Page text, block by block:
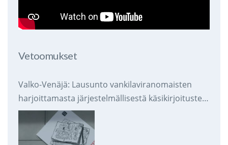
Vetoomukset
Valko-Venäjä: Lausunto vankilaviranomaisten
harjoittamasta järjestelmällisestä käsikirjoitusten
takavarikoinnista ja tuhoamisesta